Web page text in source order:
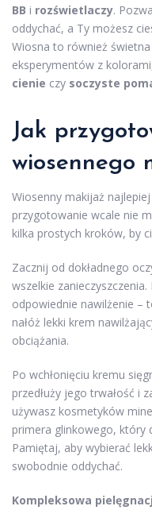
BB i rozświetlaczy.
oddychać, a Ty możesz
Wiosna to również
eksperymentów z
cienie czy soczyste
Jak
wiosennego
Wiosenny makijaż
przygotowanie wcale nie
kilka prostych kroków, by
Zacznij od dokładnego
wszelkie
odpowiednie nawilżenie –
nałóż lekki krem
obciążania.
Po wchłonięciu kremu
przedłuży jego trwałość i
używasz kosmetyków
primera glinkowego, który
Pamiętaj, aby wybierać
swobodnie oddychać.
Kompleksowa